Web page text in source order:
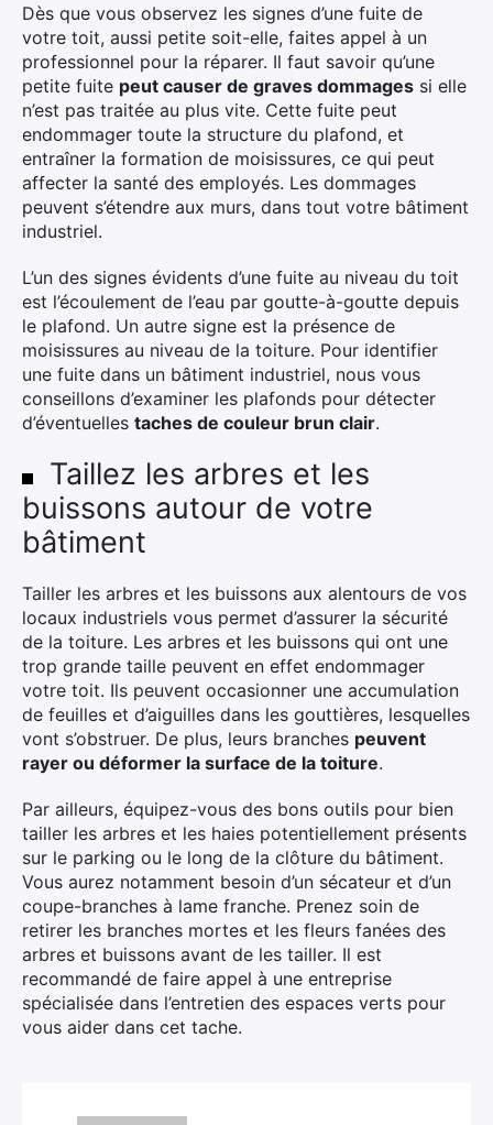
Dès que vous observez les signes d’une fuite de
votre toit, aussi petite soit-elle, faites appel à un
professionnel pour la réparer. Il faut savoir qu’une
petite fuite peut causer de graves dommages si elle
n’est pas traitée au plus vite. Cette fuite peut
endommager toute la structure du plafond, et
entraîner la formation de moisissures, ce qui peut
affecter la santé des employés. Les dommages
peuvent s’étendre aux murs, dans tout votre bâtiment
industriel.
L’un des signes évidents d’une fuite au niveau du toit
est l’écoulement de l’eau par goutte-à-goutte depuis
le plafond. Un autre signe est la présence de
moisissures au niveau de la toiture. Pour identifier
une fuite dans un bâtiment industriel, nous vous
conseillons d’examiner les plafonds pour détecter
d’éventuelles taches de couleur brun clair.
Taillez les arbres et les
buissons autour de votre
bâtiment
Tailler les arbres et les buissons aux alentours de vos
locaux industriels vous permet d’assurer la sécurité
de la toiture. Les arbres et les buissons qui ont une
trop grande taille peuvent en effet endommager
votre toit. Ils peuvent occasionner une accumulation
de feuilles et d’aiguilles dans les gouttières, lesquelles
vont s’obstruer. De plus, leurs branches peuvent
rayer ou déformer la surface de la toiture.
Par ailleurs, équipez-vous des bons outils pour bien
tailler les arbres et les haies potentiellement présents
sur le parking ou le long de la clôture du bâtiment.
Vous aurez notamment besoin d’un sécateur et d’un
coupe-branches à lame franche. Prenez soin de
retirer les branches mortes et les fleurs fanées des
arbres et buissons avant de les tailler. Il est
recommandé de faire appel à une entreprise
spécialisée dans l’entretien des espaces verts pour
vous aider dans cet tache.